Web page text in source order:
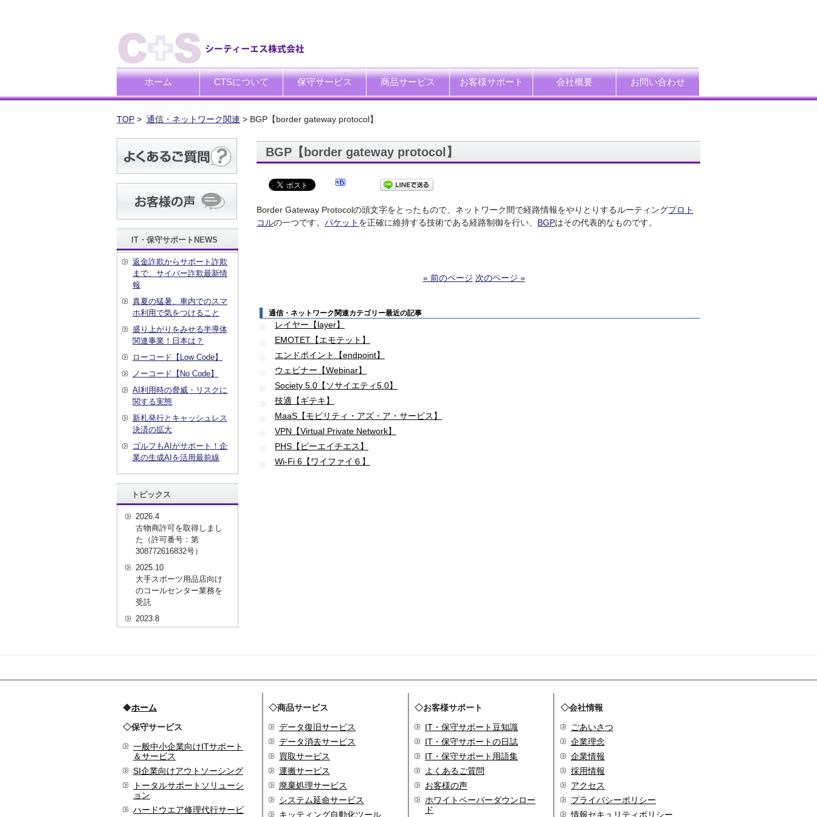
ホーム CTSについて 保守サービス 商品サービス お客様サポート 会社概要 お問い合わせ
TOP > 通信・ネットワーク関連 > BGP【border gateway protocol】
BGP【border gateway protocol】
Border Gateway Protocolの頭文字をとったもので、ネットワーク間で経路情報をやりとりするルーティングプロト
コルの一つです。 パケット を正確に維持する技術である経路制御を行い、 BGPはその代表的なものです。
« 前のページ 次のページ »
通信・ネットワーク関連カテゴリー最近の記事
レイヤー【layer】
EMOTET【エモテット】
エンドポイント【endpoint】
ウェビナー【Webinar】
Society 5.0【ソサイエティ5.0】
技適【ギテキ】
MaaS【モビリティ・アズ・ア・サービス】
VPN【Virtual Private Network】
PHS【ピーエイチエス】
Wi-Fi 6【ワイファイ６】
IT・保守サポートNEWS
返金詐欺からサポート詐欺
まで、サイバー詐欺最新情
報
真夏の猛暑、車内でのスマ
ホ利用で気をつけること
盛り上がりをみせる半導体
関連事業！日本は？
ローコード【Low Code】
ノーコード【No Code】
AI利用時の脅威・リスクに
関する実態
新札発行とキャッシュレス
決済の拡大
ゴルフもAIがサポート！企
業の生成AIを活用最前線
トピックス
2026.4
古物商許可を取得しまし
た（許可番号：第
308772616832号）
2025.10
大手スポーツ用品店向け
のコールセンター業務を
受託
2023.8
20代を対象としたWEBセ
2022.9
精算機およびPOSシステ
を受託
2022.2
経営者・決済者限定メデ
ィア「Professional
Online（プロフェッショ
ナルオンライン）」に、
◆ホーム
◇保守サービス
一般中小企業向けITサポート
＆サービス
SI企業向けアウトソーシング
トータルサポートソリューシ
ョン
ハードウエア修理代行サービ
◇商品サービス
データ復旧サービス
データ消去サービス
買取サービス
運搬サービス
廃棄処理サービス
システム延命サービス
キッティング自動化ツール
◇お客様サポート
IT・保守サポート豆知識
IT・保守サポートの日誌
IT・保守サポート用語集
よくあるご質問
お客様の声
ホワイトペーパーダウンロー
ド
◇会社情報
ごあいさつ
企業理念
企業情報
採用情報
アクセス
プライバシーポリシー
情報セキュリティポリシー